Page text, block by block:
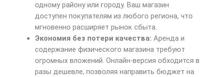
одному району или городу. Ваш магазин
доступен покупателям из любого региона, что
мгновенно расширяет рынок сбыта.
Экономия без потери качества: Аренда и
содержание физического магазина требуют
огромных вложений. Онлайн-версия обходится в
разы дешевле, позволяя направить бюджет на